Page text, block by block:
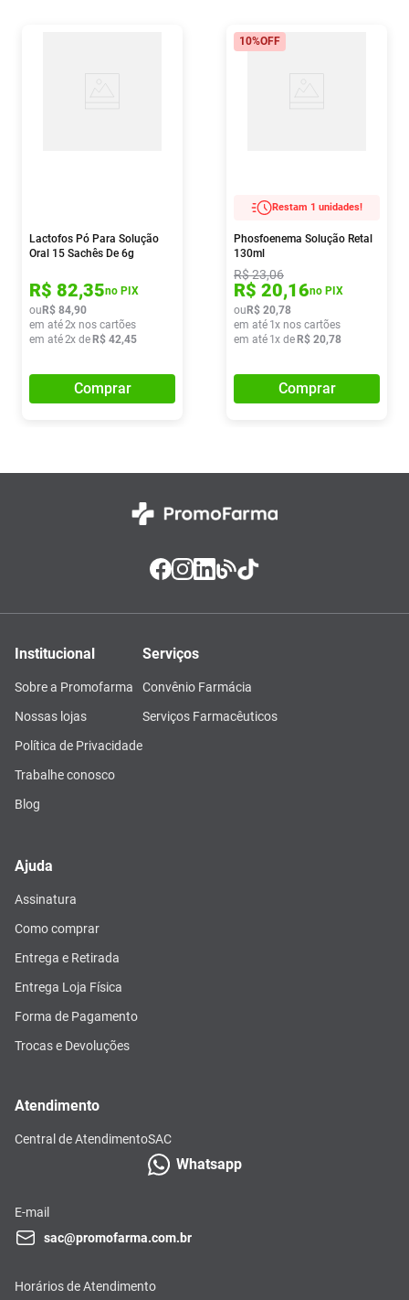
Lactofos Pó Para Solução
Oral 15 Sachês De 6g
R$ 82,35no PIX
ou R$ 84,90
em até2x nos cartões
em até2x de R$ 42,45
Comprar
10%OFF
Restam 1 unidades!
Phosfoenema Solução Retal
130ml
R$23,06
R$ 20,16no PIX
ou R$ 20,78
em até 1x nos cartões
em até 1x de R$ 20,78
Comprar
Institucional
Sobre a Promofarma
Nossas lojas
Política de Privacidade
Trabalhe conosco
Blog
Serviços
Convênio Farmácia
Serviços Farmacêuticos
Ajuda
Assinatura
Como comprar
Entrega e Retirada
Entrega Loja Física
Forma de Pagamento
Trocas e Devoluções
Atendimento
Central de AtendimentoSAC
Whatsapp
E-mail
sac@promofarma.com.br
Horários de Atendimento